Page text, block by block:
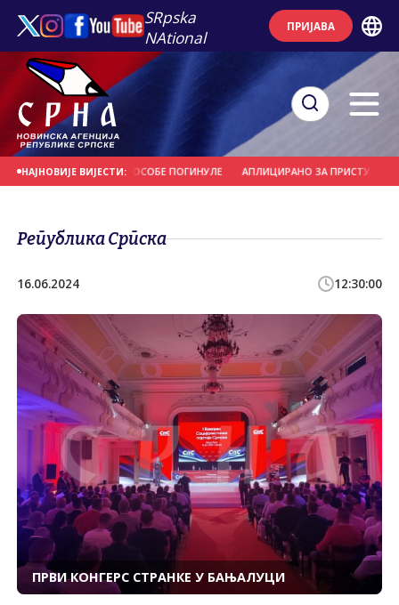
SRpska
NAtional
ПРИЈАВА
НАЈНОВИЈЕ ВИЈЕСТИ:
АУТО-ПУТА, ТРИ ОСОБЕ ПОГИНУЛЕ АПЛИЦИРАНО ЗА ПРИСТУПАЊЕ
Република Српска
16.06.2024 12:30:00
ПРВИ КОНГЕРС СТРАНКЕ У БАЊАЛУЦИ